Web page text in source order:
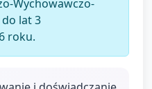
Wychowawczo-
lat 3
roku.